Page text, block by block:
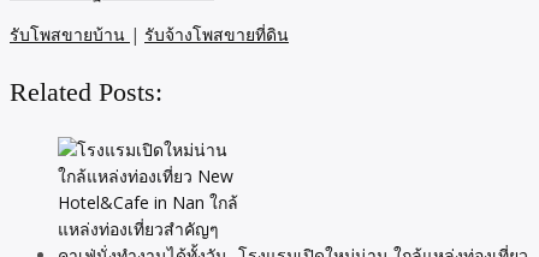
รับโพสขายบ้าน | รับจ้างโพสขายที่ดิน
Related Posts: